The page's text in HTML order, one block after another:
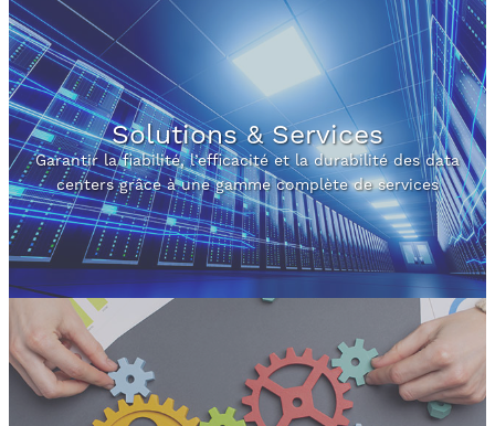
Solutions & Services
Garantir la fiabilité, l’efficacité et la durabilité des data
centers grâce à une gamme complète de services